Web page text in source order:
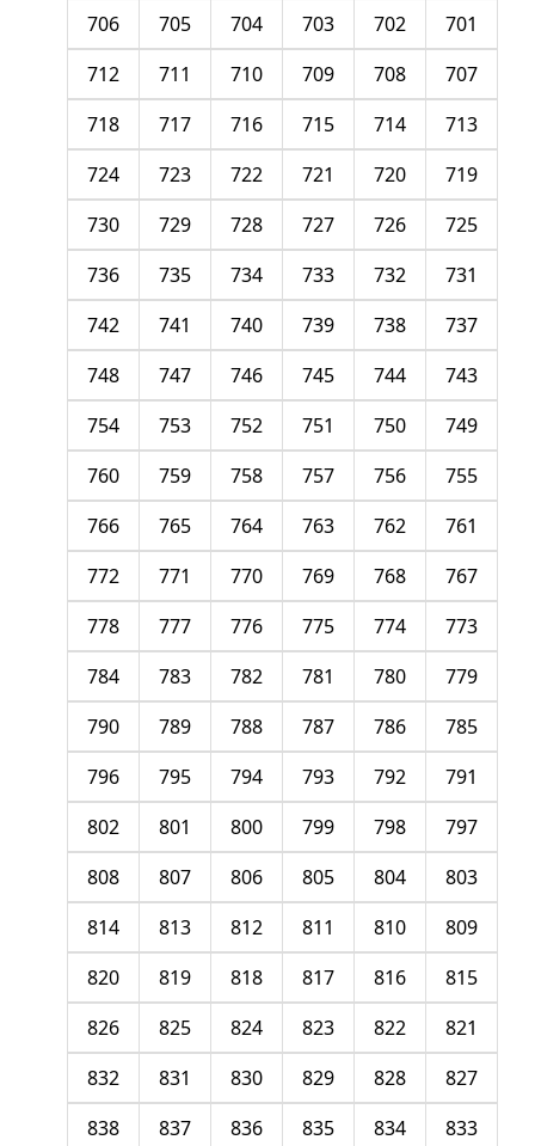
701
702
703
704
705
706
707
708
709
710
711
712
713
714
715
716
717
718
719
720
721
722
723
724
725
726
727
728
729
730
731
732
733
734
735
736
737
738
739
740
741
742
743
744
745
746
747
748
749
750
751
752
753
754
755
756
757
758
759
760
761
762
763
764
765
766
767
768
769
770
771
772
773
774
775
776
777
778
779
780
781
782
783
784
785
786
787
788
789
790
791
792
793
794
795
796
797
798
799
800
801
802
803
804
805
806
807
808
809
810
811
812
813
814
815
816
817
818
819
820
821
822
823
824
825
826
827
828
829
830
831
832
833
834
835
836
837
838